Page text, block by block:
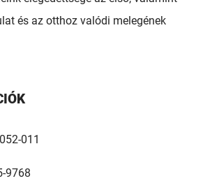
és az otthoz valódi melegének
011
9768